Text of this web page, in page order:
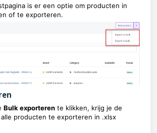
is er een optie om producten in
of te exporteren.
Bulk exporteren te klikken, krijg je de
alle producten te exporteren in .xlsx